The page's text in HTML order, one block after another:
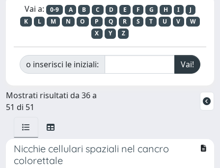
Vai a: 0-9 A B C D E F G H I
J
K
L M N O P Q R S T U V
W
X
Y Z
o inserisci le iniziali:
Mostrati risultati da 36 a
51 di 51
Nicchie cellulari spaziali nel cancro
colorettale